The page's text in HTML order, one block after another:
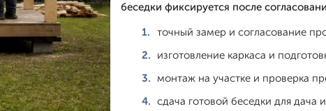
беседки фиксируется после
точный замер и согласование
изготовление каркаса и
монтаж на участке и проверка
сдача готовой беседки для дача